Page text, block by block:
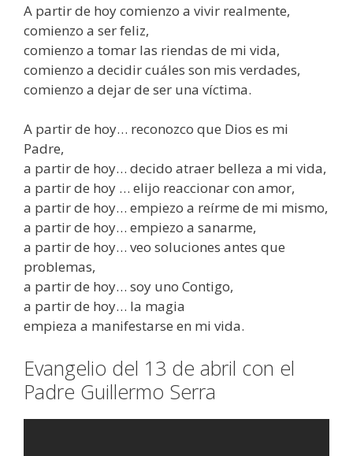
A partir de hoy comienzo a vivir realmente,
comienzo a ser feliz,
comienzo a tomar las riendas de mi vida,
comienzo a decidir cuáles son mis verdades,
comienzo a dejar de ser una víctima.
A partir de hoy… reconozco que Dios es mi
Padre,
a partir de hoy… decido atraer belleza a mi vida,
a partir de hoy … elijo reaccionar con amor,
a partir de hoy… empiezo a reírme de mi mismo,
a partir de hoy… empiezo a sanarme,
a partir de hoy… veo soluciones antes que
problemas,
a partir de hoy… soy uno Contigo,
a partir de hoy… la magia
empieza a manifestarse en mi vida.
Evangelio del 13 de abril con el
Padre Guillermo Serra